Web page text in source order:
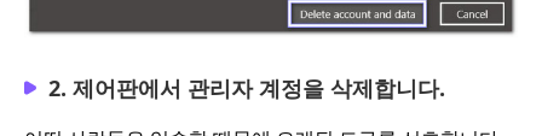
2. 제어판에서 관리자 계정을 삭제합니다.